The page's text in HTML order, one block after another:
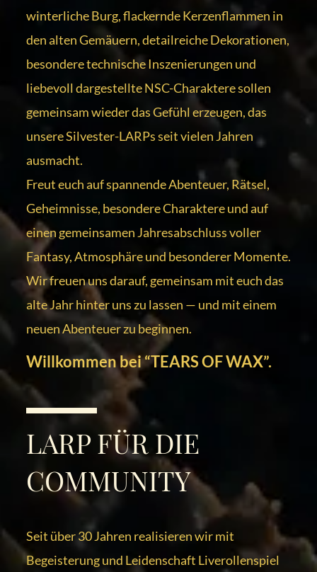
winterliche Burg, flackernde Kerzenflammen in
den alten Gemäuern, detailreiche Dekorationen,
besondere technische Inszenierungen und
liebevoll dargestellte NSC-Charaktere sollen
gemeinsam wieder das Gefühl erzeugen, das
unsere Silvester-LARPs seit vielen Jahren
ausmacht.
Freut euch auf spannende Abenteuer, Rätsel,
Geheimnisse, besondere Charaktere und auf
einen gemeinsamen Jahresabschluss voller
Fantasy, Atmosphäre und besonderer Momente.
Wir freuen uns darauf, gemeinsam mit euch das
alte Jahr hinter uns zu lassen — und mit einem
neuen Abenteuer zu beginnen.
Willkommen bei “TEARS OF WAX”.
LARP FÜR DIE
COMMUNITY
Seit über 30 Jahren realisieren wir mit
Begeisterung und Leidenschaft Liverollenspiel